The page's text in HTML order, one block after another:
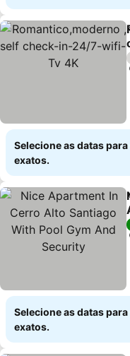
Selecione as datas
exatos.
Selecione as datas
exatos.